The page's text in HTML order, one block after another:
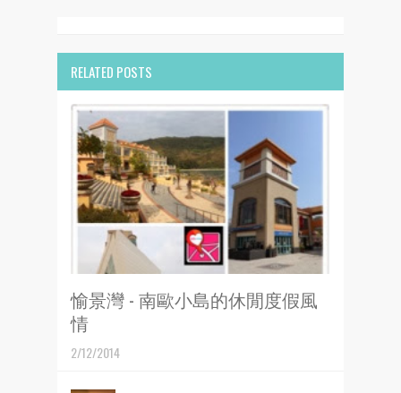
RELATED POSTS
愉景灣 - 南歐小島的休閒度假風
情
2/12/2014